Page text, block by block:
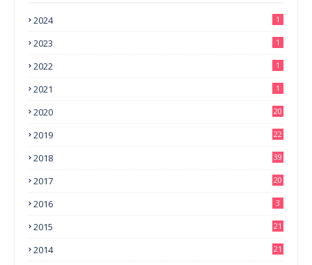
2024 1
2023 1
2022 1
2021 1
2020 20
2019 22
2018 39
2017 20
2016 3
2015 21
2014 21